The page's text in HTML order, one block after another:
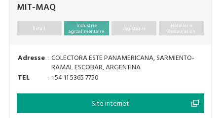
MIT-MAQ
Retail Industrie
agroalimentaire Logistique Hôtellerie
Restauration
Adresse : COLECTORA ESTE PANAMERICANA, SARMIENTO-
RAMAL ESCOBAR, ARGENTINA
TEL
: +54 11 5365 7750
Site internet